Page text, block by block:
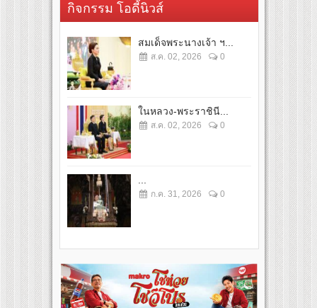
กิจกรรม โอดี้นิวส์
สมเด็จพระนางเจ้า ฯ...
ส.ค. 02, 2026 0
ในหลวง-พระราชินี...
ส.ค. 02, 2026 0
ก.ค. 31, 2026 0